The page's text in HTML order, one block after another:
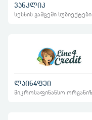
ვანკლიკ
სესხის გამცემი სუბიექტები
ლაინ4ფეი